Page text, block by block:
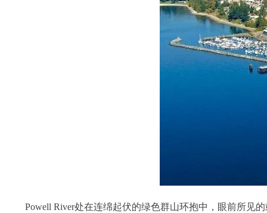
Powell River处在连绵起伏的绿色群山环抱中，眼前所见